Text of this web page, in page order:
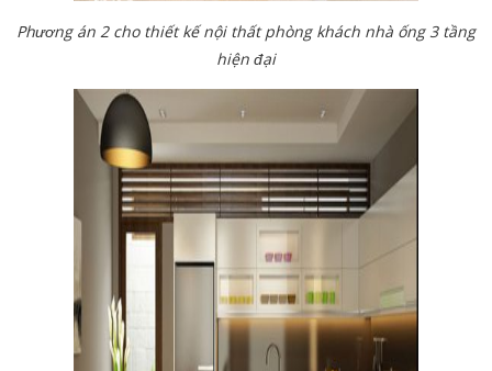
Phương án 2 cho thiết kế nội thất phòng khách nhà ống 3 tầng
hiện đại